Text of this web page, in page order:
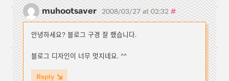
muhootsaver 2008/03/27 at 02:32#
안녕하세요? 블로그 구경 잘 했습니다.
블로그 디자인이 너무 멋지네요. ^^
Reply